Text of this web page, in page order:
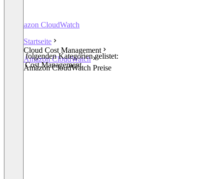
Amazon CloudWatch
Startseite
Cloud Cost Management
Amazon CloudWatch
Amazon CloudWatch Preise
In den folgenden Kategorien gelistet:
Cloud Cost Management